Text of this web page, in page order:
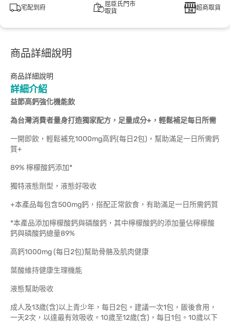
宅配到府
屈臣氏門市
取貨
超商取貨
商品詳細說明
商品詳細說明
詳細介紹
益節高鈣強化機能飲
為台灣消費者量身打造獨家配方，足量成分+，輕鬆補足每日所需
一開即飲，輕鬆補充1000mg高鈣(每日2包)，幫助滿足一日所需鈣
質+
89% 檸檬酸鈣添加*
獨特液態劑型，液態好吸收
+本產品每包含500mg鈣，搭配正常飲食，有助滿足一日所需鈣質
*本產品添加檸檬酸鈣與磷酸鈣，其中檸檬酸鈣的添加量佔檸檬酸
鈣與磷酸鈣總量89%
高鈣1000mg (每日2包)幫助骨骼及肌肉健康
葉酸維持健康生理機能
液態幫助吸收
成人及13歲(含)以上青少年，每日2包。建議一次1包，飯後食用，
一天2次，以達最有效吸收。10歲至12歲(含)，每日1包。10歲以下